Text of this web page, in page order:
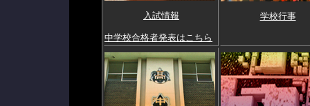
入試情報
中学校合格者発表はこちら
学校行事